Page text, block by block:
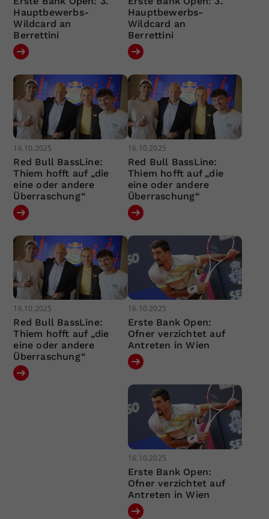
Hauptbewerbs-
Wildcard an
Berrettini
Hauptbewerbs-
Wildcard an
Berrettini
16.10.2025
Red Bull BassLine:
Thiem hofft auf „die
eine oder andere
Überraschung“
16.10.2025
Red Bull BassLine:
Thiem hofft auf „die
eine oder andere
Überraschung“
16.10.2025
Red Bull BassLine:
Thiem hofft auf „die
eine oder andere
Überraschung“
16.10.2025
Erste Bank Open:
Ofner verzichtet auf
Antreten in Wien
16.10.2025
Erste Bank Open:
Ofner verzichtet auf
Antreten in Wien